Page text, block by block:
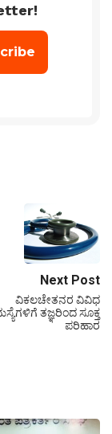
Next Post
ವಿಕಲಚೇತನರ ವಿವಿಧ
ತಜ್ಞರಿಂದ ಸೂಕ್ತ
ಪರಿಹಾರ